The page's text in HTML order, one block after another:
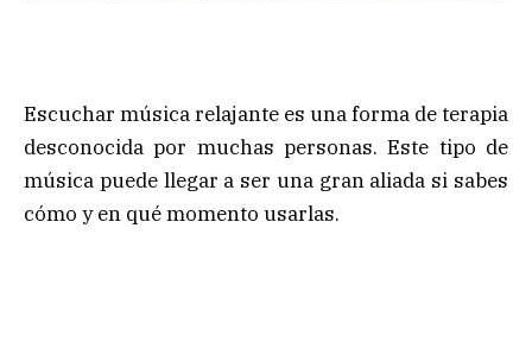
Escuchar música relajante es una forma de terapia
desconocida por muchas personas. Este tipo de
música puede llegar a ser una gran aliada si sabes
cómo y en qué momento usarlas.